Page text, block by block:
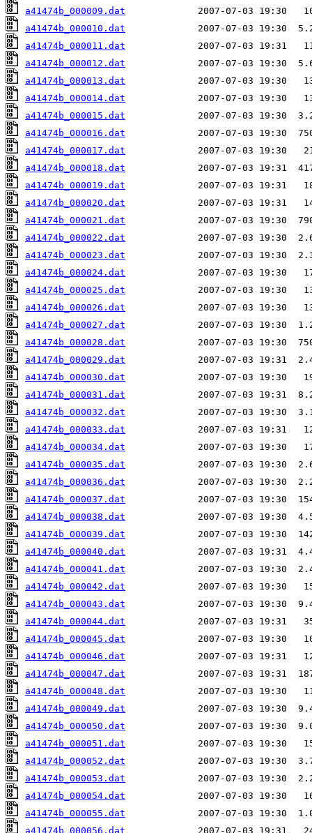
a41474b_000009.dat
a41474b_000010.dat
a41474b_000011.dat
a41474b_000012.dat
a41474b_000013.dat
a41474b_000014.dat
a41474b_000015.dat
a41474b_000016.dat
a41474b_000017.dat
a41474b_000018.dat
a41474b_000019.dat
a41474b_000020.dat
a41474b_000021.dat
a41474b_000022.dat
a41474b_000023.dat
a41474b_000024.dat
a41474b_000025.dat
a41474b_000026.dat
a41474b_000027.dat
a41474b_000028.dat
a41474b_000029.dat
a41474b_000030.dat
a41474b_000031.dat
a41474b_000032.dat
a41474b_000033.dat
a41474b_000034.dat
a41474b_000035.dat
a41474b_000036.dat
a41474b_000037.dat
a41474b_000038.dat
a41474b_000039.dat
a41474b_000040.dat
a41474b_000041.dat
a41474b_000042.dat
a41474b_000043.dat
a41474b_000044.dat
a41474b_000045.dat
a41474b_000046.dat
a41474b_000047.dat
a41474b_000048.dat
a41474b_000049.dat
a41474b_000050.dat
a41474b_000051.dat
a41474b_000052.dat
a41474b_000053.dat
a41474b_000054.dat
a41474b_000055.dat
a41474b_000056.dat